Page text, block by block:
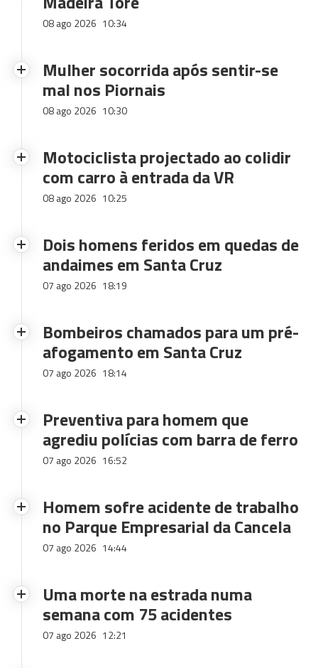
08 ago 2026 10:34
Mulher socorrida após sentir-se
mal nos Piornais
08 ago 2026 10:30
Motociclista projectado ao colidir
com carro à entrada da VR
08 ago 2026 10:25
Dois homens feridos em quedas de
andaimes em Santa Cruz
07 ago 2026 18:19
Bombeiros chamados para um pré-
afogamento em Santa Cruz
07 ago 2026 18:14
Preventiva para homem que
agrediu polícias com barra de ferro
07 ago 2026 16:52
Homem sofre acidente de trabalho
no Parque Empresarial da Cancela
07 ago 2026 14:44
Uma morte na estrada numa
semana com 75 acidentes
07 ago 2026 12:21